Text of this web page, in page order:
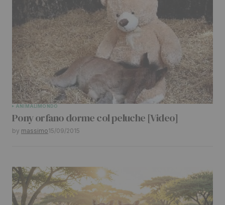
ANIMALIMONDO
Pony orfano dorme col peluche [Video]
by massimo15/09/2015